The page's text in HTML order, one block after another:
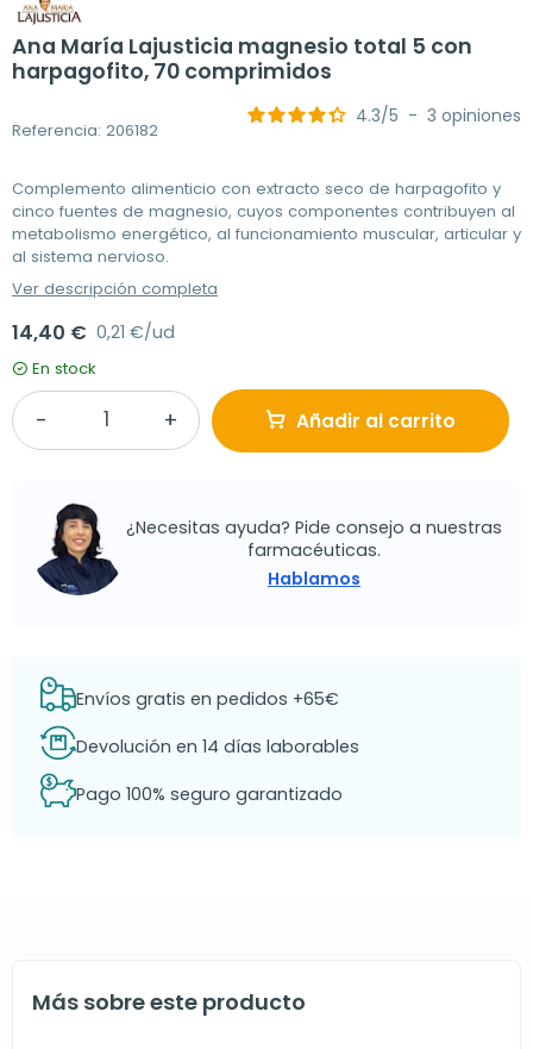
Ana María Lajusticia magnesio total 5 con
harpagofito, 70 comprimidos
Referencia: 206182
4.3/5 - 3 opiniones
Complemento alimenticio con extracto seco de harpagofito y
cinco fuentes de magnesio, cuyos componentes contribuyen al
metabolismo energético, al funcionamiento muscular, articular y
al sistema nervioso.
Ver descripción completa
14,40 € 0,21 €/ud
En stock
Añadir al carrito
¿Necesitas ayuda? Pide consejo a nuestras
farmacéuticas.
Hablamos
Envíos gratis en pedidos +65€
Devolución en 14 días laborables
Pago 100% seguro garantizado
Más sobre este producto